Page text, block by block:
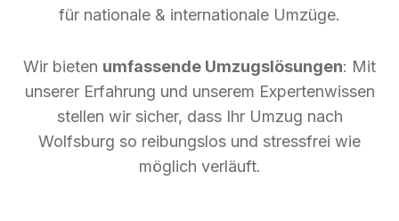
für nationale & internationale Umzüge.
Wir bieten umfassende Umzugslösungen: Mit
unserer Erfahrung und unserem Expertenwissen
stellen wir sicher, dass Ihr Umzug nach
Wolfsburg so reibungslos und stressfrei wie
möglich verläuft.